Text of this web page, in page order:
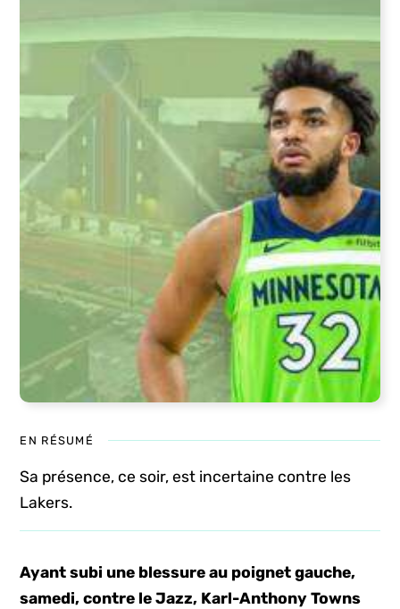
EN RÉSUMÉ
Sa présence, ce soir, est incertaine contre les
Lakers.
Ayant subi une blessure au poignet gauche,
samedi, contre le Jazz, Karl-Anthony Towns